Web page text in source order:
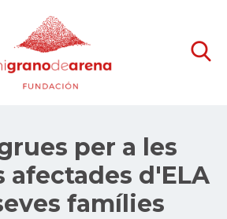
per a les
afectades d'ELA
famílies